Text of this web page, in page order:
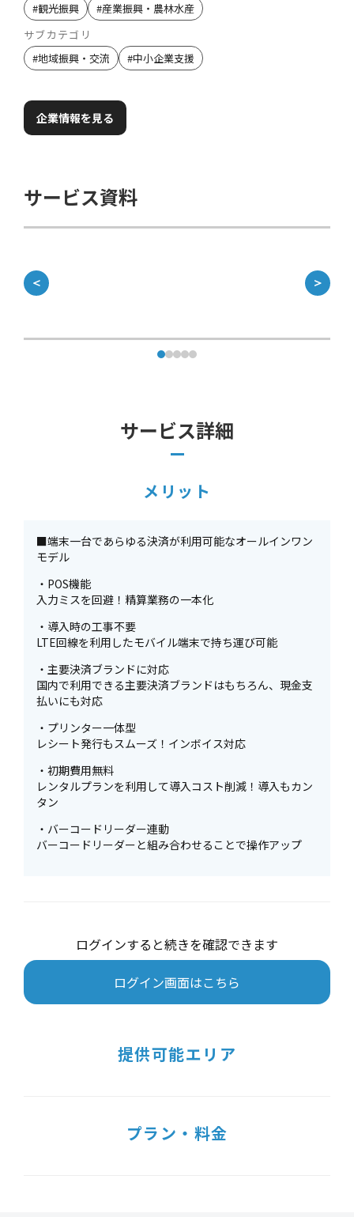
#観光振興 #産業振興・農林水産
サブカテゴリ
#地域振興・交流 #中小企業支援
企業情報を見る
サービス資料
＜ ＞
サービス詳細
メリット
■端末一台であらゆる決済が利用可能なオールインワン
モデル
・POS機能
入力ミスを回避！精算業務の一本化
・導入時の工事不要
LTE回線を利用したモバイル端末で持ち運び可能
・主要決済ブランドに対応
国内で利用できる主要決済ブランドはもちろん、現金支
払いにも対応
・プリンター一体型
レシート発行もスムーズ！インボイス対応
・初期費用無料
レンタルプランを利用して導入コスト削減！導入もカン
タン
・バーコードリーダー連動
バーコードリーダーと組み合わせることで操作アップ
ログインすると続きを確認できます
ログイン画面はこちら
提供可能エリア
プラン・料金